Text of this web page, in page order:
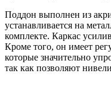
Поддон выполнен из
устанавливается на
комплекте. Каркас
Кроме того, он имеет
которые значительно
так как позволяют